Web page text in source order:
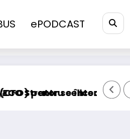
ePODCAST
Stellantis Pro
întoarce